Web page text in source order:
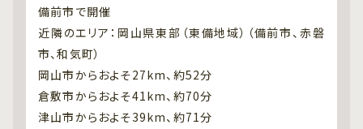
備前市で開催
近隣のエリア：岡山県東部（東備地域）（備前市、赤磐
市、和気町）
岡山市からおよそ27km、約52分
倉敷市からおよそ41km、約70分
津山市からおよそ39km、約71分